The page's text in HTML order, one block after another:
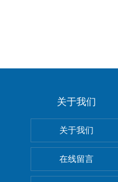
关于我们
关于我们
在线留言